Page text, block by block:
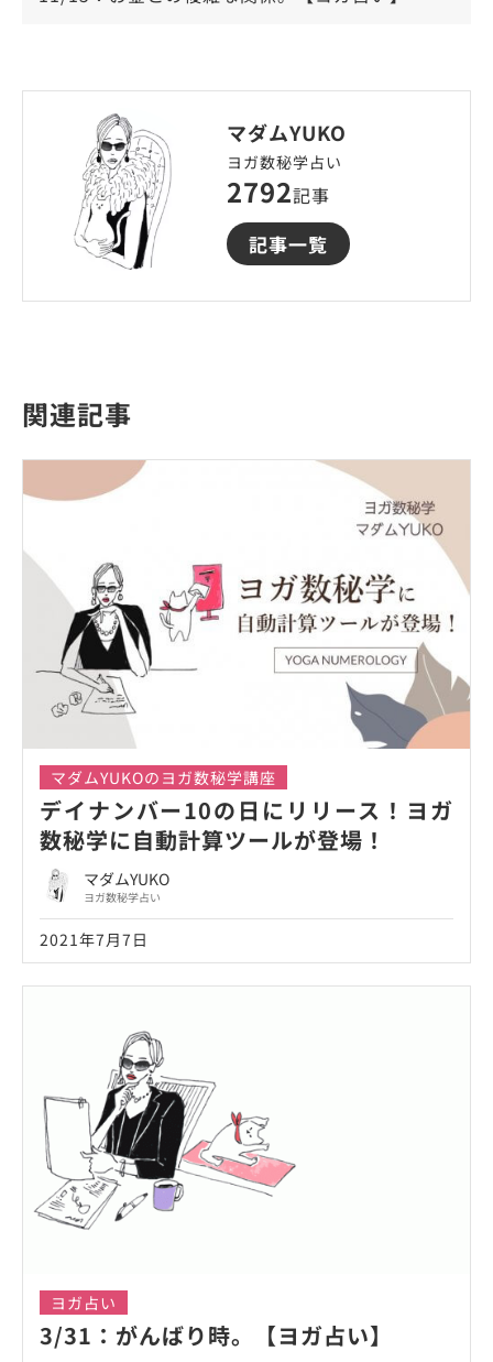
マダムYUKO
ヨガ数秘学占い
2792記事
記事一覧
関連記事
マダムYUKOのヨガ数秘学講座
デイナンバー10の日にリリース！ヨガ
数秘学に自動計算ツールが登場！
マダムYUKO
ヨガ数秘学占い
2021年7月7日
ヨガ占い
3/31：がんばり時。【ヨガ占い】